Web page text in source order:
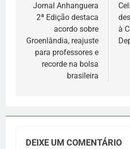
de
Jornal Anhanguera
2ª Edição destaca
acordo sobre
Groenlândia, reajuste
para professores e
recorde na bolsa
brasileira
à
DEIXE UM COMENTÁRIO